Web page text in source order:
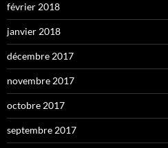
février 2018
janvier 2018
décembre 2017
novembre 2017
octobre 2017
septembre 2017